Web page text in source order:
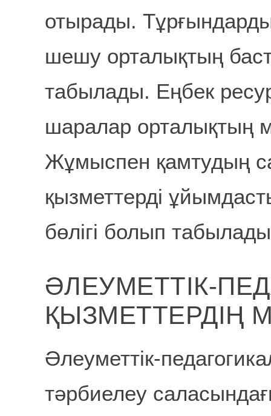
отырады.
шешу орталықтың
табылады. Еңбек
шаралар
Жұмыспен қамтудың
қызметтерді
бөлігі болып
ӘЛЕУМЕТТІК-
ҚЫЗМЕТТЕРДІҢ
Әлеуметтік-
тәрбиелеу